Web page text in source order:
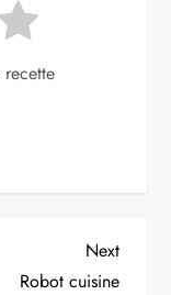
Next
Post
Next
Robot cuisine